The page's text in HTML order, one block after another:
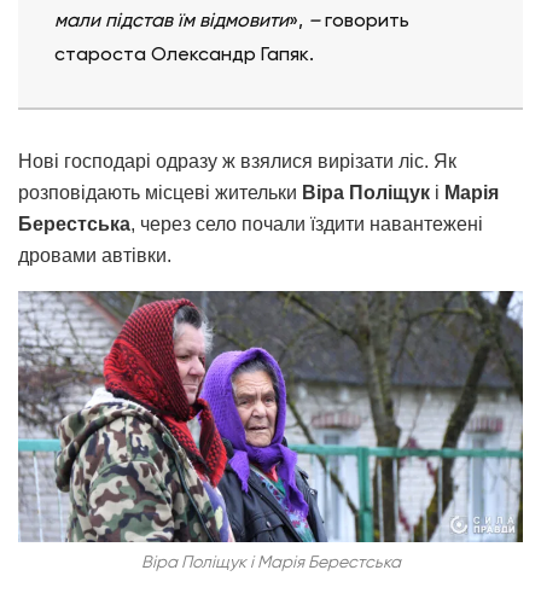
мали підстав їм відмовити», –говорить
староста Олександр Гапяк.
Нові господарі одразу ж взялися вирізати ліс. Як
розповідають місцеві жительки Віра Поліщук і Марія
Берестська, через село почали їздити навантежені
дровами автівки.
Віра Поліщук і Марія Берестська